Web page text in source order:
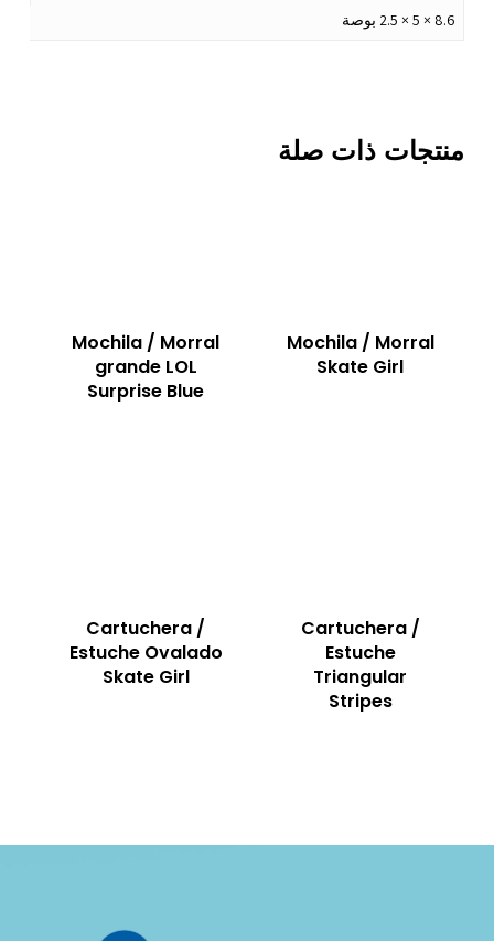
8.6 × 5 × 2.5 بوصة
منتجات ذات صلة
Mochila / Morral
Skate Girl
Mochila / Morral
grande LOL
Surprise Blue
Cartuchera /
Estuche
Triangular
Stripes
Cartuchera /
Estuche Ovalado
Skate Girl